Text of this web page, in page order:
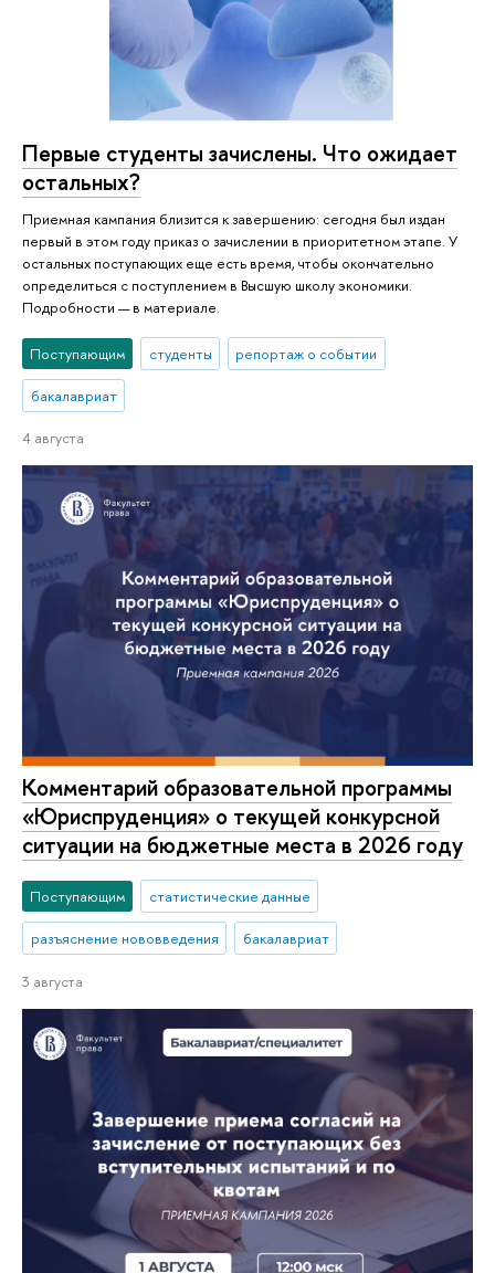
Первые студенты зачислены. Что ожидает
остальных?
Приемная кампания близится к завершению: сегодня был издан
первый в этом году приказ о зачислении в приоритетном этапе. У
остальных поступающих еще есть время, чтобы окончательно
определиться с поступлением в Высшую школу экономики.
Подробности — в материале.
Поступающим студенты репортаж о событии
бакалавриат
4 августа
Комментарий образовательной программы
«Юриспруденция» о текущей конкурсной
ситуации на бюджетные места в 2026 году
Поступающим статистические данные
разъяснение нововведения бакалавриат
3 августа